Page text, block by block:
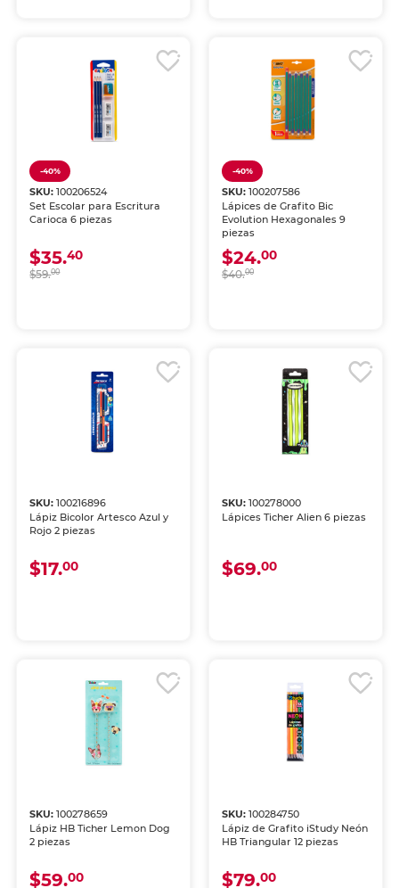
-40%
SKU:100206524
Set Escolar para Escritura
Carioca 6 piezas
$35.40
$59.00
-40%
SKU: 100207586
Lápices de Grafito Bic
Evolution Hexagonales 9
piezas
$24.00
$40.00
SKU:100216896
Lápiz Bicolor Artesco Azul y
Rojo 2 piezas
$17.00
SKU: 100278000
Lápices Ticher Alien 6 piezas
$69.00
SKU:100278659
Lápiz HB Ticher Lemon Dog
2 piezas
$59.00
SKU: 100284750
Lápiz de Grafito iStudy Neón
HB Triangular 12 piezas
$79.00